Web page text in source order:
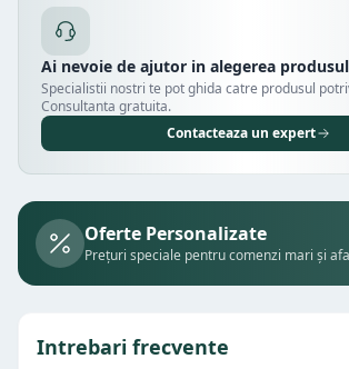
Ai nevoie de ajutor in alegerea
Specialistii nostri te pot ghida catre produsul
Consultanta gratuita.
Contacteaza un expert
Oferte Personalizate
Prețuri speciale pentru comenzi mari și
Intrebari frecvente